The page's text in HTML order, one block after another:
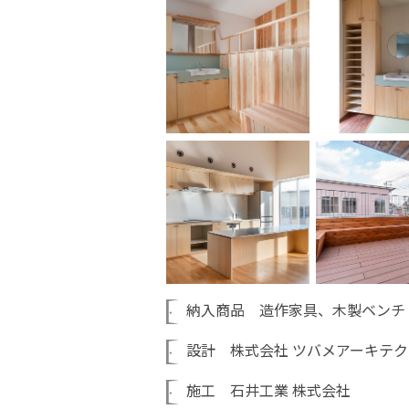
納入商品 造作家具、木製ベンチ
設計 株式会社 ツバメアーキテ
施工 石井工業 株式会社